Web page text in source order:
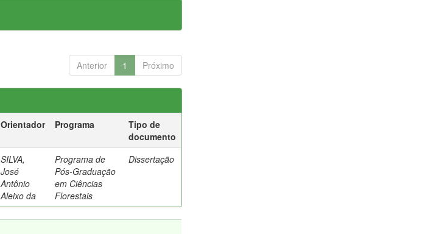
Anterior 1 Próximo
Orientador Programa
Tipo de
documento
SILVA,
José
Antônio
Aleixo da
Programa de
Pós-Graduação
em Ciências
Florestais
Dissertação